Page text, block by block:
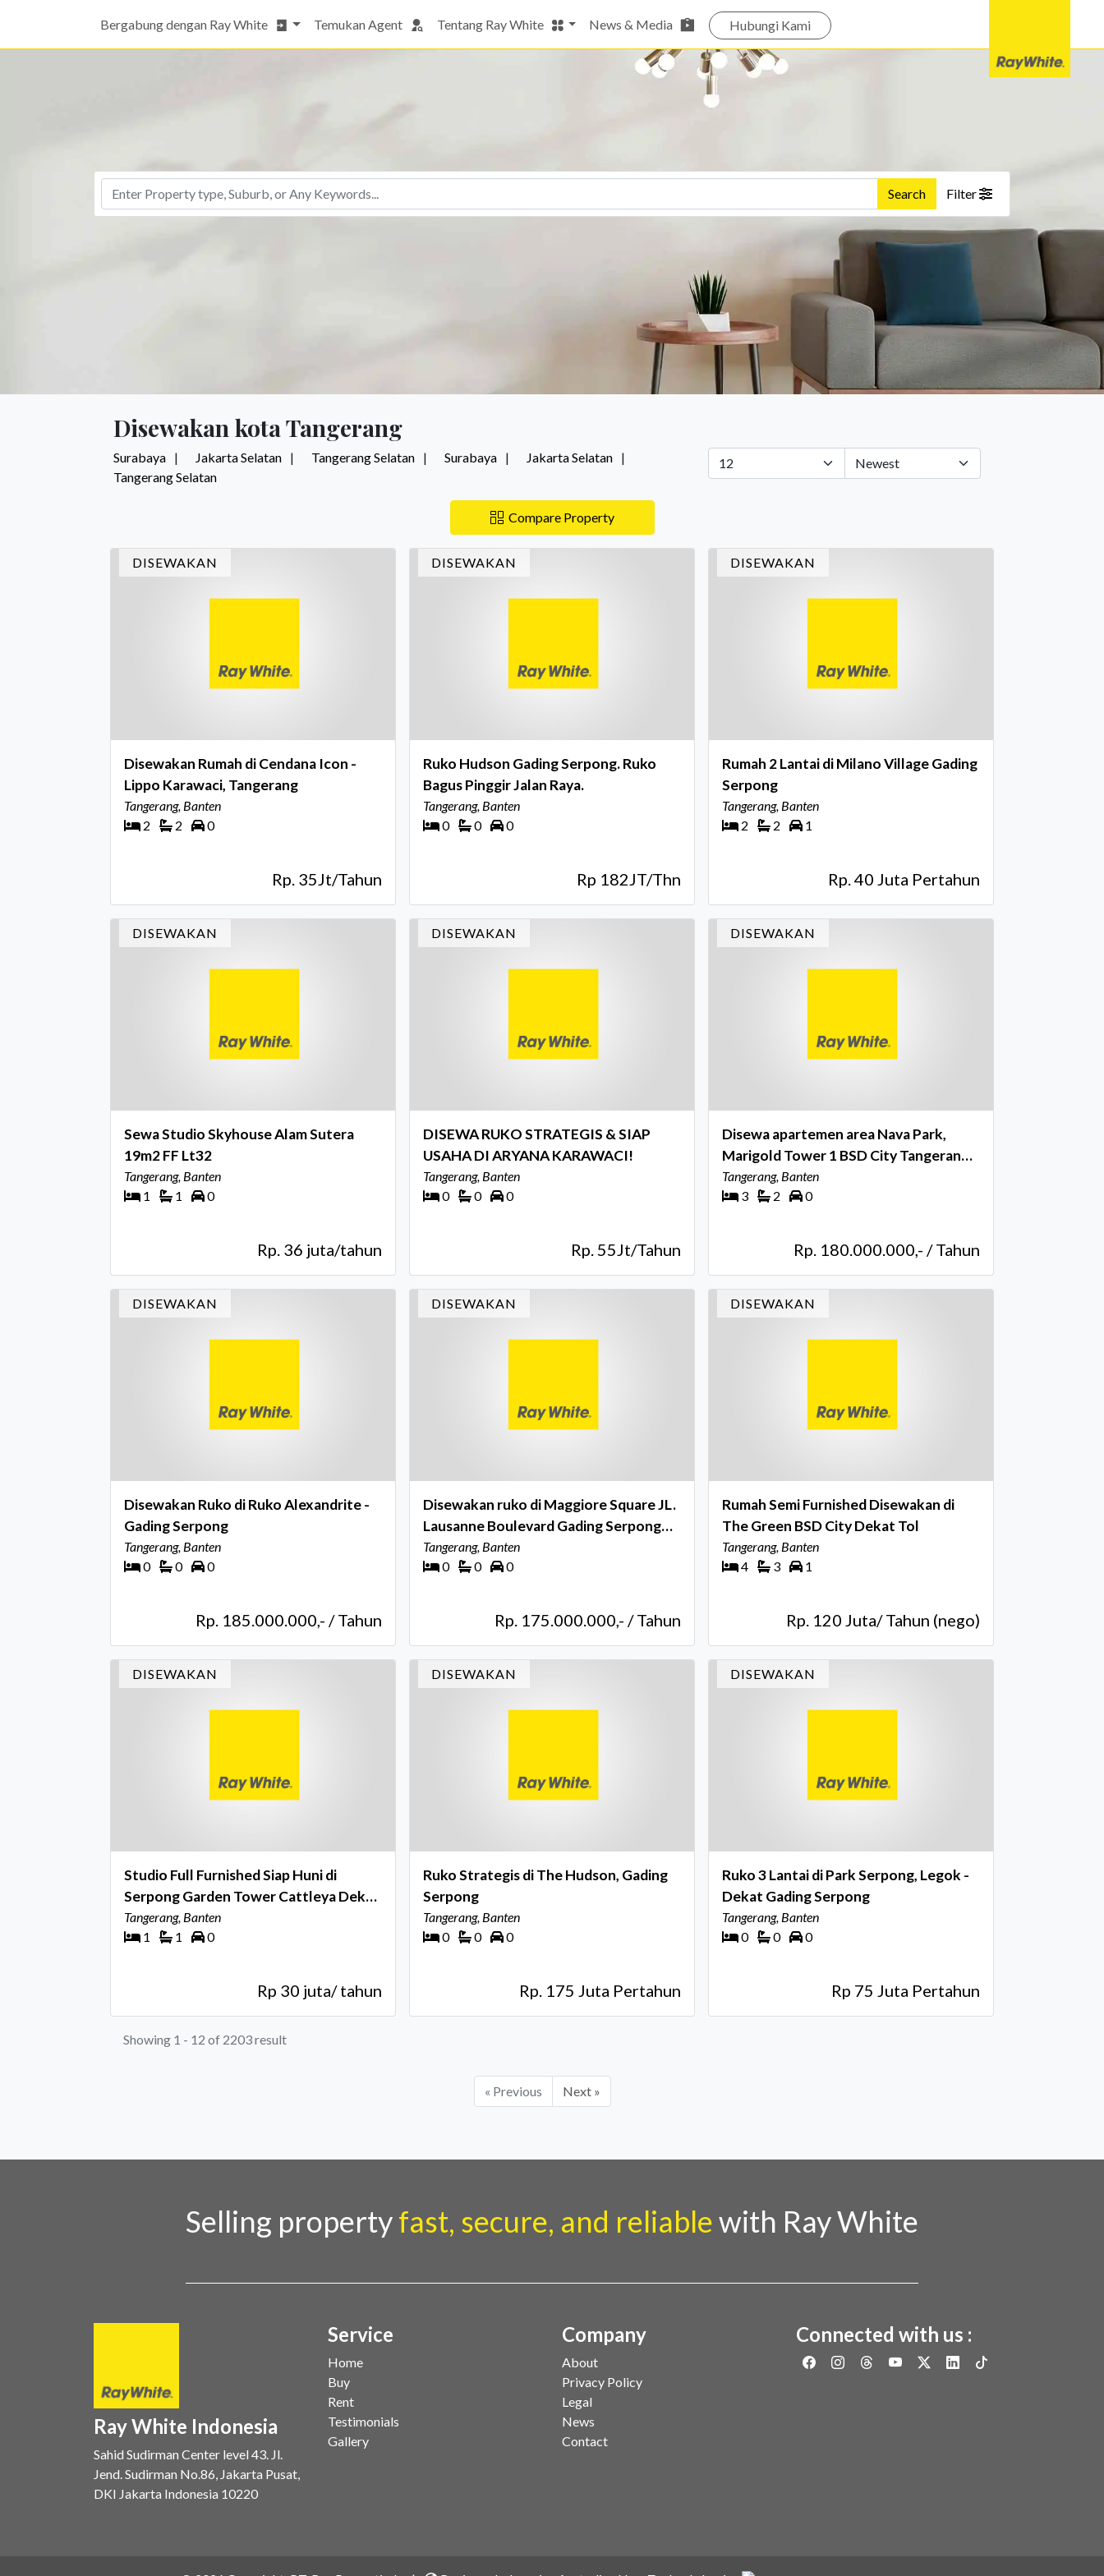
Bergabung dengan Ray White Temukan Agent Tentang Ray White News & Media Hubungi Kami
Search Filter
Disewakan kota Tangerang
Surabaya Jakarta Selatan Tangerang Selatan Surabaya
Jakarta Selatan
Tangerang Selatan
Compare Property
DISEWAKAN
Disewakan Rumah di Cendana Icon -
Lippo Karawaci, Tangerang
Tangerang, Banten
2
2 0
Rp. 35Jt/Tahun
DISEWAKAN
Ruko Hudson Gading Serpong. Ruko
Bagus Pinggir Jalan Raya.
Tangerang, Banten
0
0 0
Rp 182JT/Thn
DISEWAKAN
Rumah 2 Lantai di Milano Village Gading
Serpong
Tangerang, Banten
2
2 1
Rp. 40 Juta Pertahun
DISEWAKAN
Sewa Studio Skyhouse Alam Sutera
19m2 FF Lt32
Tangerang, Banten
1
1 0
Rp. 36 juta/tahun
DISEWAKAN
DISEWA RUKO STRATEGIS & SIAP
USAHA DI ARYANA KARAWACI!
Tangerang, Banten
0
0 0
Rp. 55Jt/Tahun
DISEWAKAN
Disewa apartemen area Nava Park,
Marigold Tower 1 BSD City Tangerang
Selatan
Tangerang, Banten
3
2 0
Rp. 180.000.000,- / Tahun
DISEWAKAN
Disewakan Ruko di Ruko Alexandrite -
Gading Serpong
Tangerang, Banten
0
0 0
Rp. 185.000.000,- / Tahun
DISEWAKAN
Disewakan ruko di Maggiore Square JL.
Lausanne Boulevard Gading Serpong
Tangerang
Tangerang, Banten
0
0 0
Rp. 175.000.000,- / Tahun
DISEWAKAN
Rumah Semi Furnished Disewakan di
The Green BSD City Dekat Tol
Tangerang, Banten
4
3 1
Rp. 120 Juta/ Tahun (nego)
DISEWAKAN
Studio Full Furnished Siap Huni di
Serpong Garden Tower Cattleya Dekat
Stasiun Cisauk
Tangerang, Banten
1
1 0
Rp 30 juta/ tahun
DISEWAKAN
Ruko Strategis di The Hudson, Gading
Serpong
Tangerang, Banten
0
0 0
Rp. 175 Juta Pertahun
DISEWAKAN
Ruko 3 Lantai di Park Serpong, Legok -
Dekat Gading Serpong
Tangerang, Banten
0
0 0
Rp 75 Juta Pertahun
Showing 1 - 12 of 2203 result
« Previous Next »
Selling propertyfast, secure, and reliablewith Ray White
Ray White Indonesia
Sahid Sudirman Center level 43. Jl.
Jend. Sudirman No.86, Jakarta Pusat,
DKI Jakarta Indonesia 10220
Service
Home
Buy
Rent
Testimonials
Gallery
Company
About
Privacy Policy
Legal
News
Contact
Connected with us :